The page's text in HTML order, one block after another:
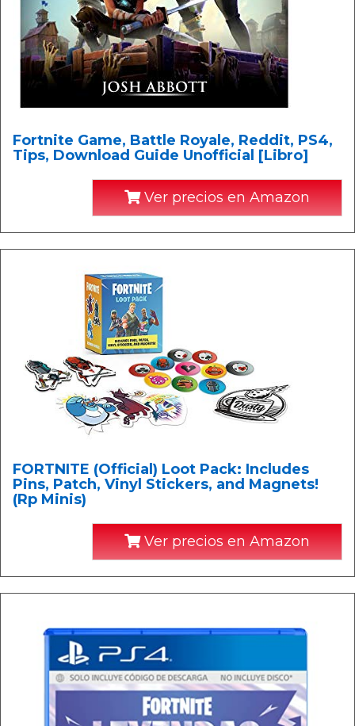
Fortnite Game, Battle Royale, Reddit, PS4,
Tips, Download Guide Unofficial [Libro]
Ver precios en Amazon
FORTNITE (Official) Loot Pack: Includes
Pins, Patch, Vinyl Stickers, and Magnets!
(Rp Minis)
Ver precios en Amazon